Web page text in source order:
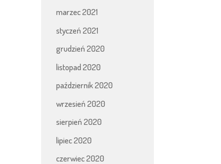
marzec 2021
styczeń 2021
grudzień 2020
listopad 2020
październik 2020
wrzesień 2020
sierpień 2020
lipiec 2020
czerwiec 2020